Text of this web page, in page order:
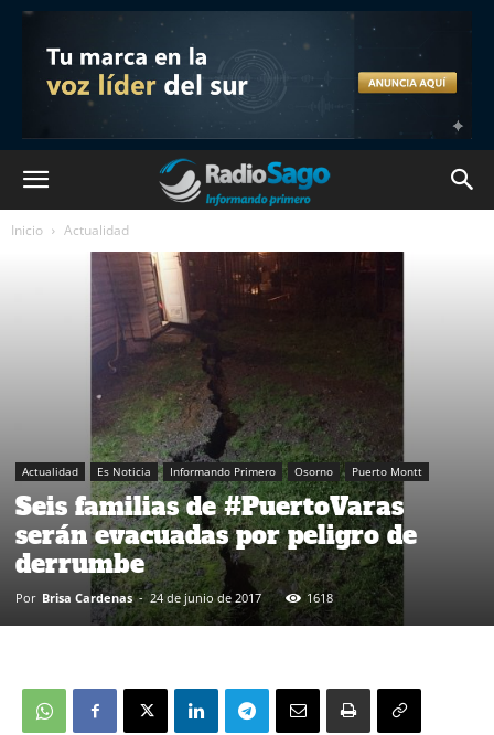
Inicio Actualidad
Actualidad Es Noticia Informando Primero Osorno Puerto Montt
Seis familias de #PuertoVaras
serán evacuadas por peligro de
derrumbe
Por Brisa Cardenas - 24 de junio de 2017 1618